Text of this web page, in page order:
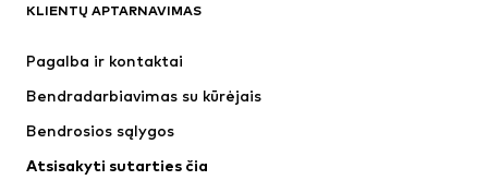
Naujienos
Marškinėliai ir palaidinės
Striukės
Megztiniai ir megzti drabužiai
Apatiniai
Paltai
KLIENTŲ APTARNAVIMAS
Pagalba ir kontaktai
Bendradarbiavimas su kūrėjais
Bendrosios sąlygos
Atsisakyti sutarties čia